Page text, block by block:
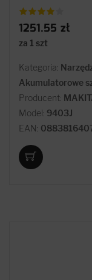
1251.55 zł
za 1 szt
Kategoria:
Akumulatorowe
Producent:
Model: 9403J
EAN: